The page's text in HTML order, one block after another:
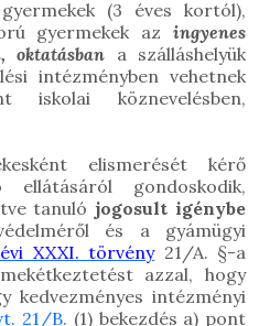
(3 éves kortól),
gyermekek az ingyenes
oktatásban a szálláshelyük
intézményben vehetnek
iskolai köznevelésben,
elismerését kérő
gondoskodik,
tanuló jogosult igénybe
és a gyámügyi
évi XXXI. törvény21/A. §-a
azzal, hogy
kedvezményes intézményi
21/B. (1) bekezdés a) pont